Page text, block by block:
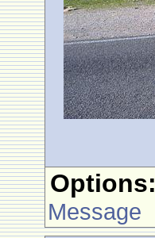
Options:
Message